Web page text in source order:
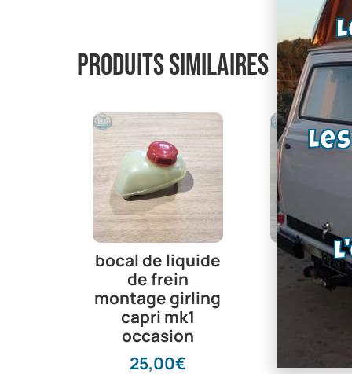
Produits similaires
bocal de liquide
de frein
montage girling
capri mk1
occasion
25,00€
joint de
de frein
17mm